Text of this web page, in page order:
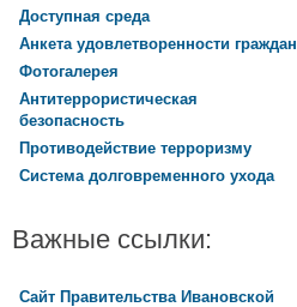
Доступная среда
Анкета удовлетворенности граждан
Фотогалерея
Антитеррористическая
безопасность
Противодействие терроризму
Система долговременного ухода
Важные ссылки:
Сайт Правительства Ивановской